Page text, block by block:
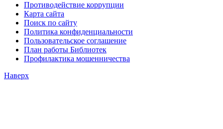
Противодействие коррупции
Карта сайта
Поиск по сайту
Политика конфиденциальности
Пользовательское соглашение
План работы Библиотек
Профилактика мошенничества
Наверх